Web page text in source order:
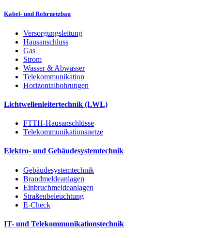
Kabel- und Rohrnetzbau
Versorgungsleitung
Hausanschluss
Gas
Strom
Wasser & Abwasser
Telekommunikation
Horizontalbohrungen
Lichtwellenleitertechnik (LWL)
FTTH-Hausanschlüsse
Telekommunikationsnetze
Elektro- und Gebäudesystemtechnik
Gebäudesystemtechnik
Brandmeldeanlagen
Einbruchmeldeanlagen
Straßenbeleuchtung
E-Check
IT- und Telekommunikationstechnik